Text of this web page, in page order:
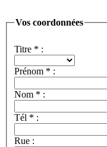
Vos coordonnées
Titre * :
Prénom * :
Nom * :
Tél * :
Rue :